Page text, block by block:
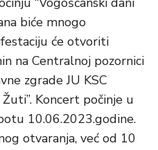
biće mnogo
će otvoriti
na Centralnoj pozornici
zgrade JU KSC
Žuti”. Koncert počinje u
10.06.2023.godine.
otvaranja, već od 10